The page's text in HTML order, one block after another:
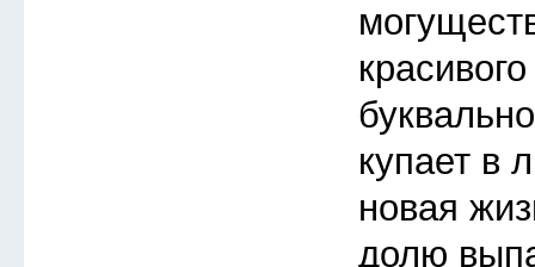
купает в
новая
долю